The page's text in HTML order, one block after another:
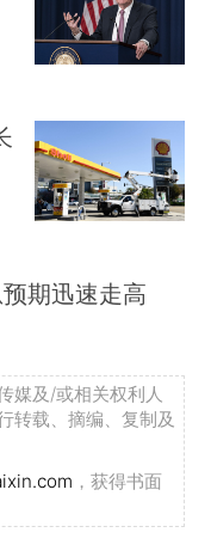
期迅速走高
媒及/或相关权利人
转载、摘编、复制及
，获得书面